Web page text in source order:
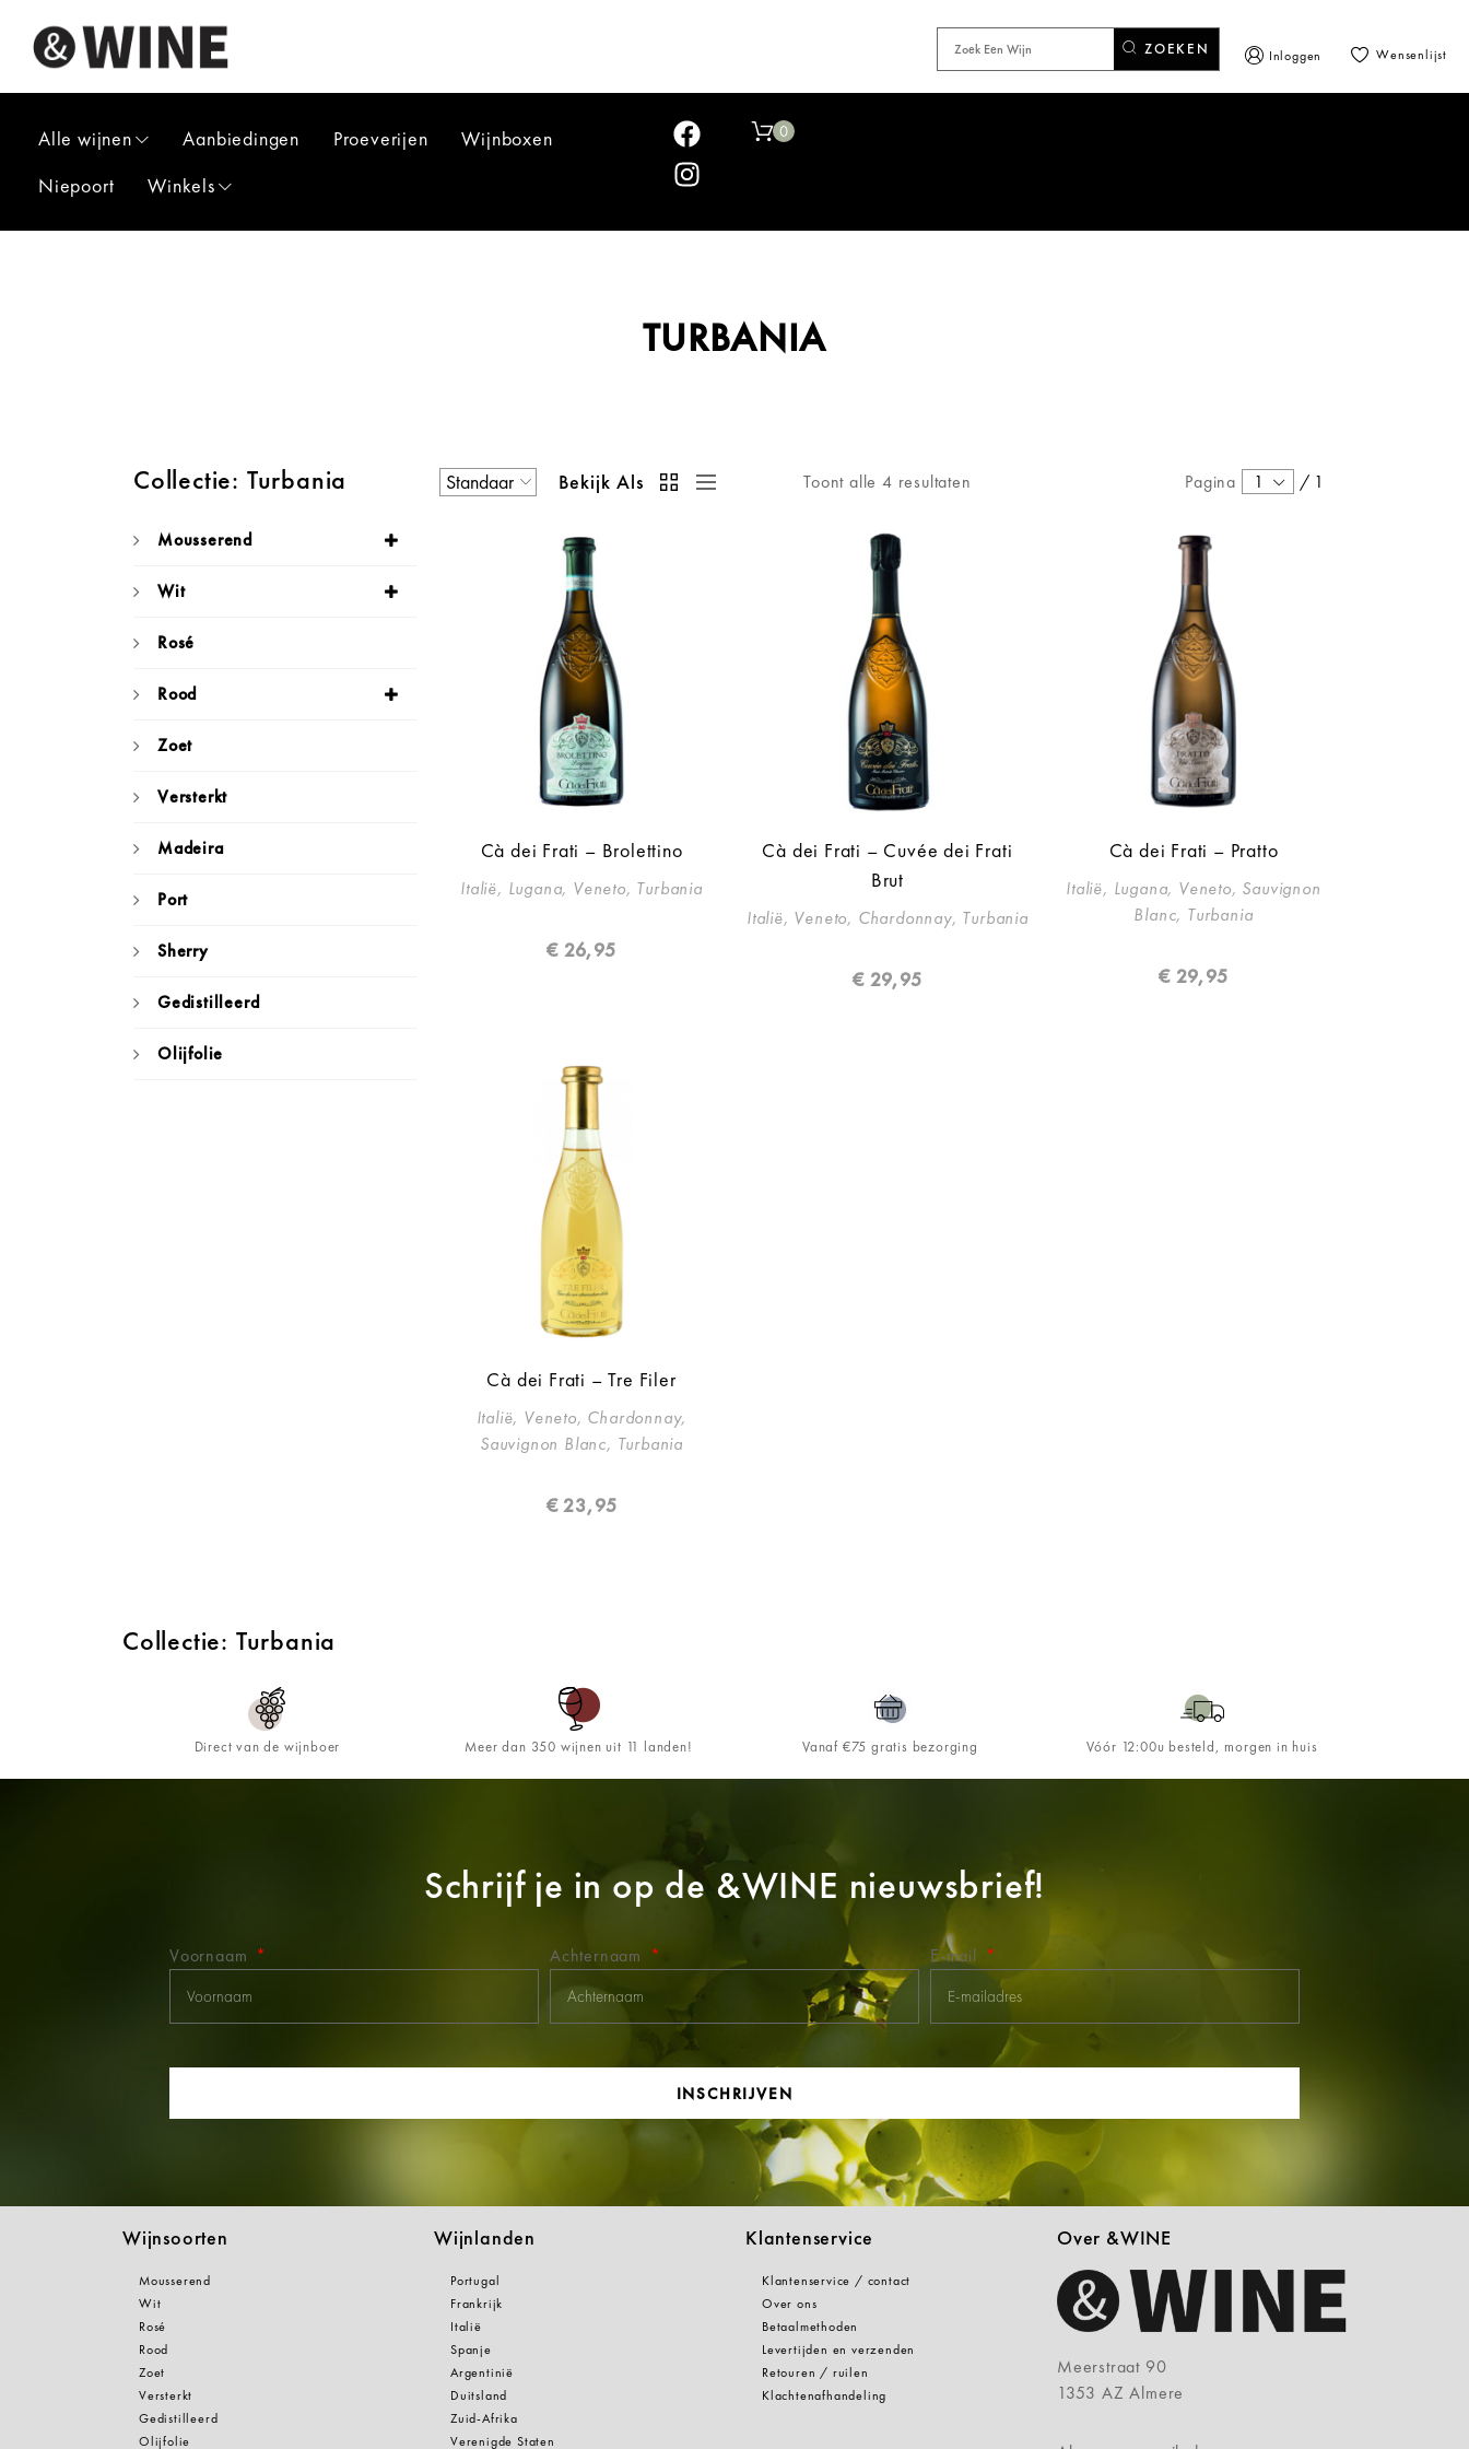
ZOEKEN Inloggen Wensenlijst
Alle wijnen Aanbiedingen Proeverijen
Wijnboxen
Niepoort
Winkels
0
TURBANIA
Collectie: Turbania
Mousserend
Wit
Rosé
Rood
Zoet
Versterkt
Madeira
Port
Sherry
Gedistilleerd
Olijfolie
Bekijk Als Toont alle 4 resultaten Pagina 1 / 1
Cà dei Frati – Brolettino
Italië, Lugana, Veneto, Turbania
€ 26,95
Cà dei Frati – Cuvée dei Frati
Brut
Italië, Veneto, Chardonnay, Turbania
€ 29,95
Cà dei Frati – Pratto
Italië, Lugana, Veneto, Sauvignon
Blanc, Turbania
€ 29,95
Cà dei Frati – Tre Filer
Italië, Veneto, Chardonnay,
Sauvignon Blanc, Turbania
€23,95
Collectie: Turbania
Direct van de wijnboer Meer dan 350 wijnen uit 11 landen! Vanaf €75 gratis bezorging Vóór 12:00u besteld, morgen in huis
Schrijf je in op de &WINE nieuwsbrief!
Voornaam Achternaam E-mail
INSCHRIJVEN
Wijnsoorten
Mousserend
Wit
Rosé
Rood
Zoet
Versterkt
Gedistilleerd
Olijfolie
Wijnlanden
Portugal
Frankrijk
Italië
Spanje
Argentinië
Duitsland
Zuid-Afrika
Verenigde Staten
Klantenservice
Klantenservice / contact
Over ons
Betaalmethoden
Levertijden en verzenden
Retouren / ruilen
Klachtenafhandeling
Over &WINE
Meerstraat 90
1353 AZ Almere